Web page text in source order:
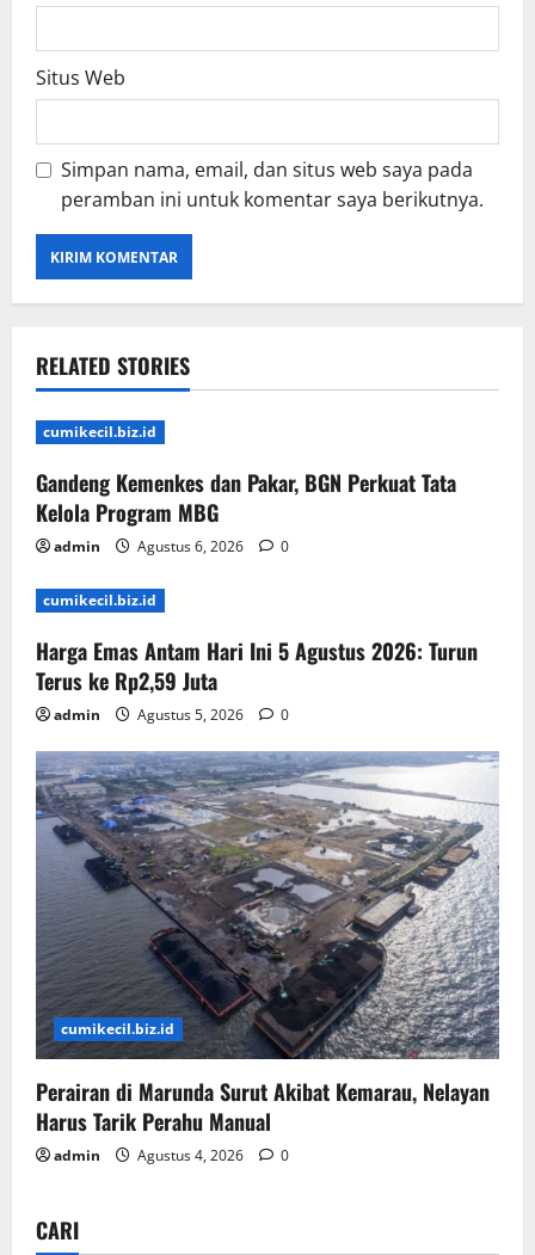
Situs Web
Simpan nama, email, dan situs web saya pada
peramban ini untuk komentar saya berikutnya.
RELATED STORIES
cumikecil.biz.id
Gandeng Kemenkes dan Pakar, BGN Perkuat Tata
Kelola Program MBG
admin Agustus 6, 2026 0
cumikecil.biz.id
Harga Emas Antam Hari Ini 5 Agustus 2026: Turun
Terus ke Rp2,59 Juta
admin Agustus 5, 2026 0
cumikecil.biz.id
Perairan di Marunda Surut Akibat Kemarau, Nelayan
Harus Tarik Perahu Manual
admin Agustus 4, 2026 0
CARI